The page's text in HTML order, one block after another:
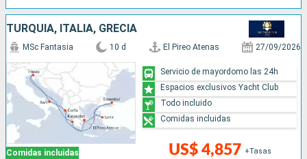
TURQUÍA, ITALIA, GRECIA
Comidas incluidas
MSc Fantasia 10 d El Pireo Atenas 27/09/2026
US$ 4,857 +Tasas
Servicio de mayordomo las 24h
Espacios exclusivos Yacht Club
Todo incluido
Comidas incluidas